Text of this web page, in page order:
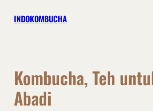
INDOKOMBUCHA
Kombucha, Teh
Abadi